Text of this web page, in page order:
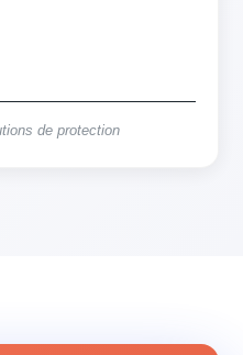
de protection